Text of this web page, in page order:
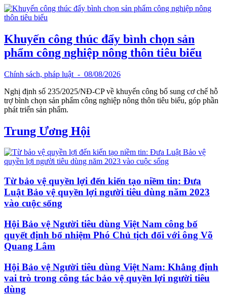
Khuyến công thúc đẩy bình chọn sản
phẩm công nghiệp nông thôn tiêu biểu
Chính sách, pháp luật - 08/08/2026
Nghị định số 235/2025/NĐ-CP về khuyến công bổ sung cơ chế hỗ
trợ bình chọn sản phẩm công nghiệp nông thôn tiêu biểu, góp phần
phát triển sản phẩm.
Trung Ương Hội
Từ bảo vệ quyền lợi đến kiến tạo niềm tin: Đưa
Luật Bảo vệ quyền lợi người tiêu dùng năm 2023
vào cuộc sống
Hội Bảo vệ Người tiêu dùng Việt Nam công bố
quyết định bổ nhiệm Phó Chủ tịch đối với ông Võ
Quang Lâm
Hội Bảo vệ Người tiêu dùng Việt Nam: Khẳng định
vai trò trong công tác bảo vệ quyền lợi người tiêu
dùng